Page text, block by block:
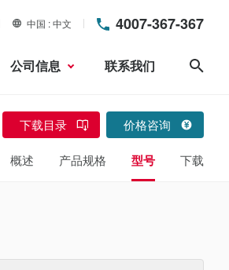
中国 中文 4007-367-367
公司信息 联系我们
下载目录 价格咨询
概述 产品规格 型号 下载